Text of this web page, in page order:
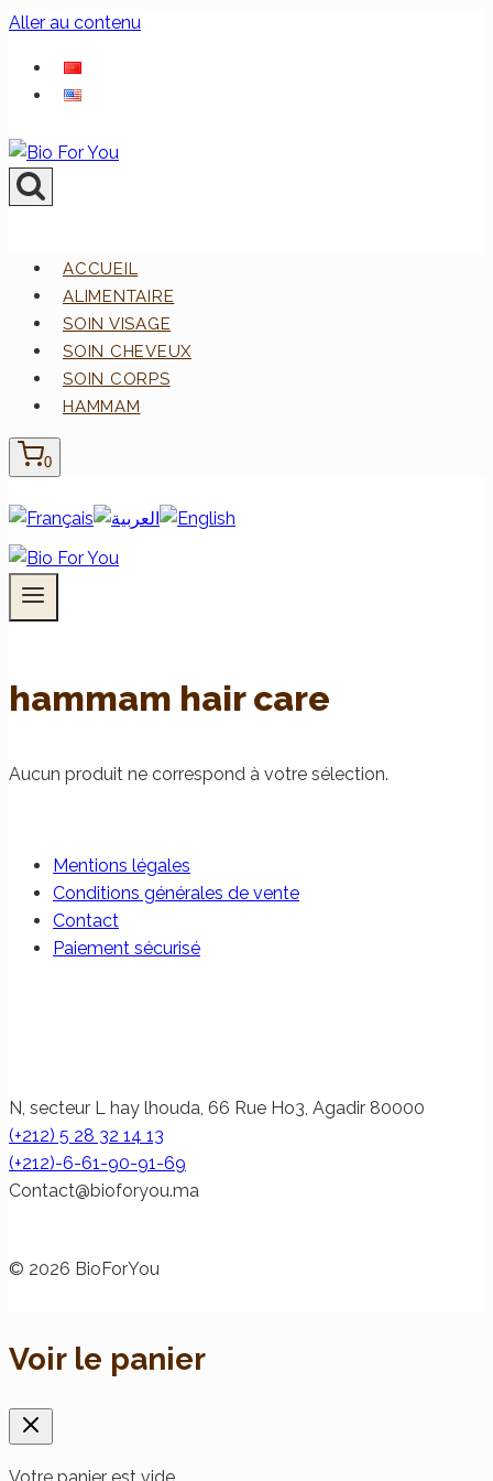
Aller au contenu
ACCUEIL
ALIMENTAIRE
SOIN VISAGE
SOIN CHEVEUX
SOIN CORPS
HAMMAM
0
hammam hair care
Aucun produit ne correspond à votre sélection.
Mentions légales
Conditions générales de vente
Contact
Paiement sécurisé
N, secteur L hay lhouda, 66 Rue Ho3, Agadir 80000
(+212) 5 28 32 14 13
(+212)-6-61-90-91-69
am.uoyrofoib
@tcatnoC
© 2026 BioForYou
Voir le panier